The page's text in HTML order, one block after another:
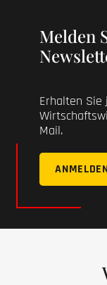
Melden
Erhalten Sie
Mail.